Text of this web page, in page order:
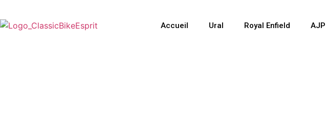
Accueil Ural Royal Enfield AJP